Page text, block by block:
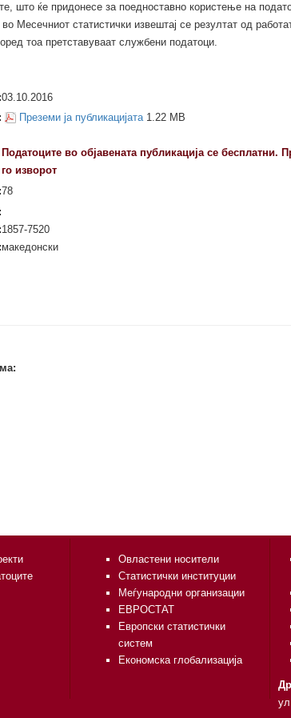
што ќе придонесе за поедноставно користење на
Месечниот статистички извештај се резултат од
тоа претставуваат службени податоци.
03.10.2016
Преземи ја публикацијата 1.22 MB
Податоците во објавенaтa публикација се
го изворот
78
1857-7520
македонски
Овластени носители
Статистички институции
Меѓународни организации
ЕВРОСТАТ
Европски статистички
систем
Економска глобализација